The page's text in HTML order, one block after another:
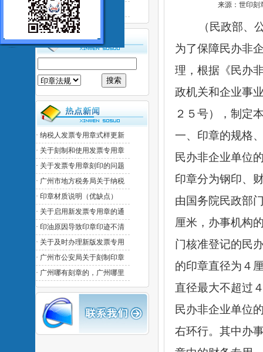
印章法规
· 纳税人发票专用章式样更新
· 关于刻制和使用发票专用章
· 关于发票专用章刻印的问题
· 广州市地方税务局关于纳税
· 印章材质说明（优缺点）
· 关于启用新发票专用章的通
· 印油原因导致印章印迹不清
· 关于及时办理新版发票专用
· 广州市公安局关于刻制印章
· 广州哪有刻章的，广州哪里
来源：世印
（民政部、
为了保障民办非
理，根据《民办
政机关和企业事
２５号），制定
一、印章的规格
民办非企业单位
印章分为钢印、
由国务院民政部
厘米，办事机构
门核准登记的民
的印章直径为４
直径最大不超过
民办非企业单位
右环行。其中办